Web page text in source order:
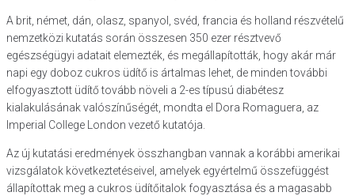
A brit, német, dán, olasz, spanyol, svéd, francia és holland részvételű
nemzetközi kutatás során összesen 350 ezer résztvevő
egészségügyi adatait elemezték, és megállapították, hogy akár már
napi egy doboz cukros üdítő is ártalmas lehet, de minden további
elfogyasztott üdítő tovább növeli a 2-es típusú diabétesz
kialakulásának valószínűségét, mondta el Dora Romaguera, az
Imperial College London vezető kutatója.
Az új kutatási eredmények összhangban vannak a korábbi amerikai
vizsgálatok következtetéseivel, amelyek egyértelmű összefüggést
állapítottak meg a cukros üdítőitalok fogyasztása és a magasabb